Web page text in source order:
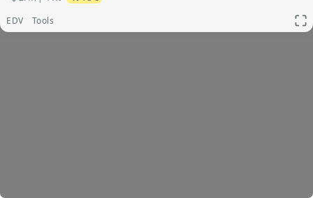
EDV Tools